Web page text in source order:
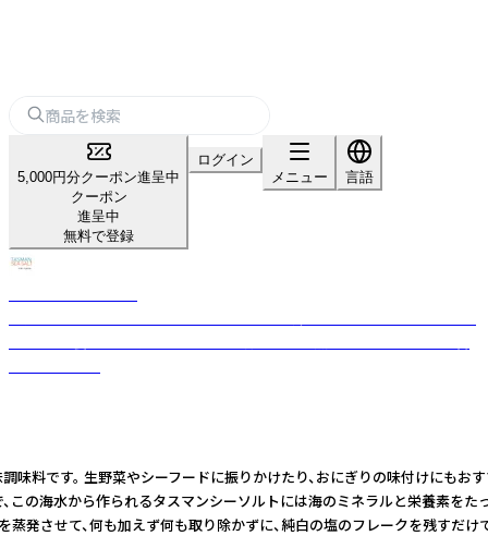
5,000円分クーポン進呈中
クーポン
進呈中
無料で登録
ログイン
メニュー
言語
す。 生野菜やシーフードに振りかけたり、おにぎりの味付け
水から作られるタスマンシーソルトには海のミネラルと栄養素
せて、何も加えず何も取り除かずに、純白の塩のフレークを残